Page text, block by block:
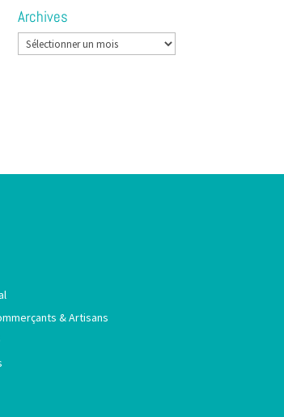
Archives
Archives
& Artisans